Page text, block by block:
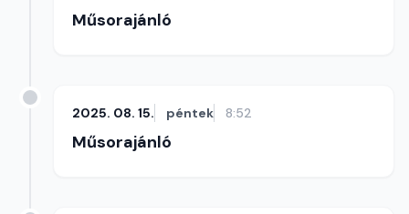
Műsorajánló
2025. 08. 15. péntek 8:52
Műsorajánló